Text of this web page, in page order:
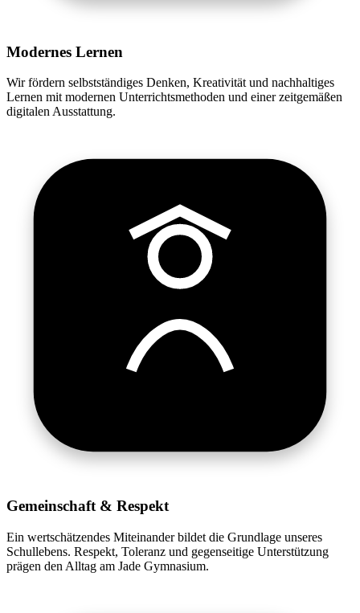
Modernes Lernen
Wir fördern selbstständiges Denken, Kreativität und nachhaltiges
Lernen mit modernen Unterrichtsmethoden und einer zeitgemäßen
digitalen Ausstattung.
Gemeinschaft & Respekt
Ein wertschätzendes Miteinander bildet die Grundlage unseres
Schullebens. Respekt, Toleranz und gegenseitige Unterstützung
prägen den Alltag am Jade Gymnasium.